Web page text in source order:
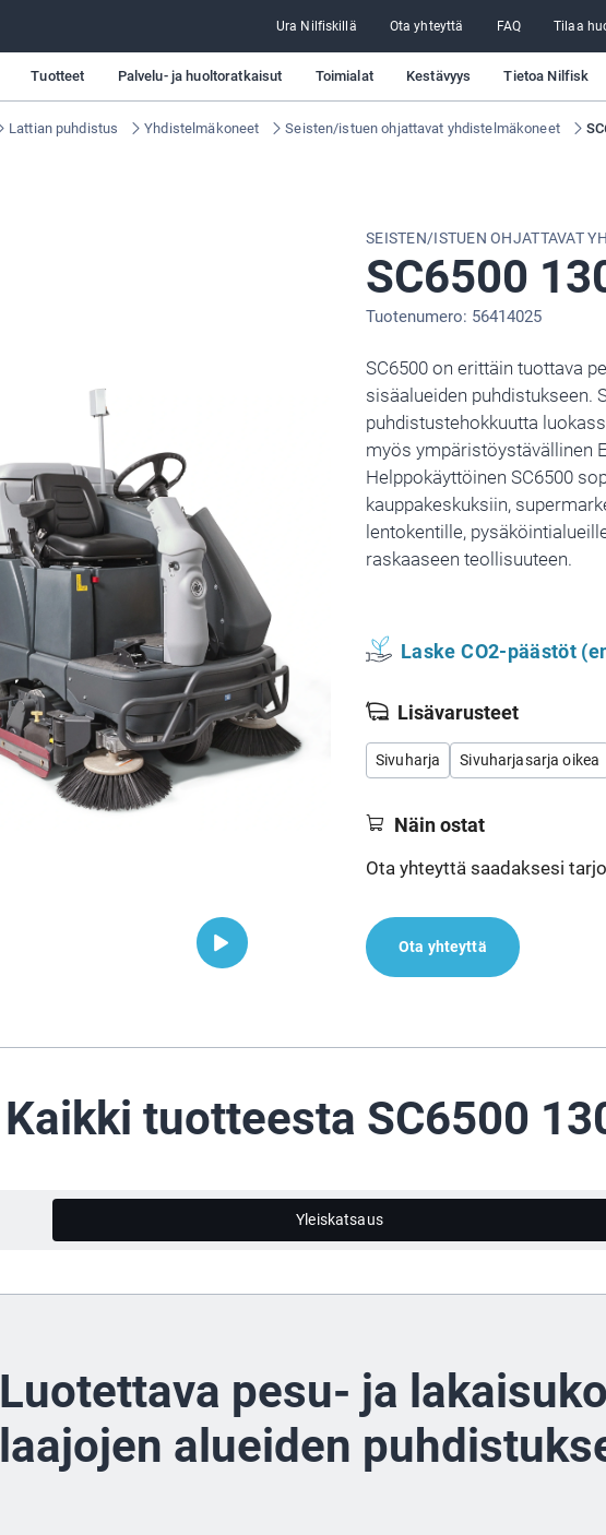
Ura Nilfiskillä Ota yhteyttä FAQ Tilaa
Tuotteet Palvelu- ja huoltoratkaisut Toimialat Kestävyys Tietoa Nilfisk
Lattian puhdistus Yhdistelmäkoneet Seisten/istuen ohjattavat yhdistelmäkoneet
SEISTEN/ISTUEN OHJATTAVAT
SC6500
Tuotenumero: 56414025
SC6500 on erittäin tuottava
sisäalueiden puhdistukseen.
puhdistustehokkuutta
myös ympäristöystävällinen
Helppokäyttöinen SC6500
kauppakeskuksiin,
lentokentille,
raskaaseen teollisuuteen.
Laske CO2-päästöt
Lisävarusteet
Sivuharja Sivuharjasarja oikea
Näin ostat
Ota yhteyttä saadaksesi
Ota yhteyttä
Kaikki tuotteesta SC6500
Yleiskatsaus
Luotettava pesu- ja
laajojen alueiden